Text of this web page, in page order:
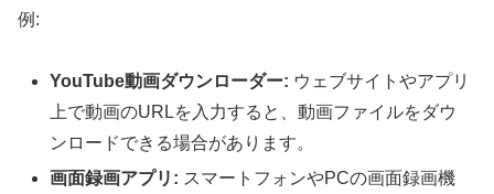
例:
YouTube動画ダウンローダー: ウェブサイトやアプリ
上で動画のURLを入力すると、動画ファイルをダウ
ンロードできる場合があります。
画面録画アプリ: スマートフォンやPCの画面録画機